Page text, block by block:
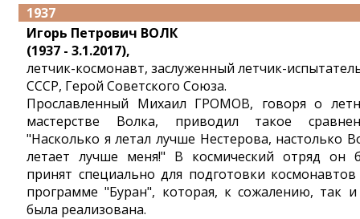
1937
Игорь Петрович ВОЛК
(1937 - 3.1.2017),
летчик-космонавт, заслуженный летчик-
СССР, Герой Советского Союза.
Прославленный Михаил ГРОМОВ, говоря о
мастерстве Волка, приводил такое
"Насколько я летал лучше Нестерова, настолько
летает лучше меня!" В космический отряд он
принят специально для подготовки
программе "Буран", которая, к сожалению, так
была реализована.